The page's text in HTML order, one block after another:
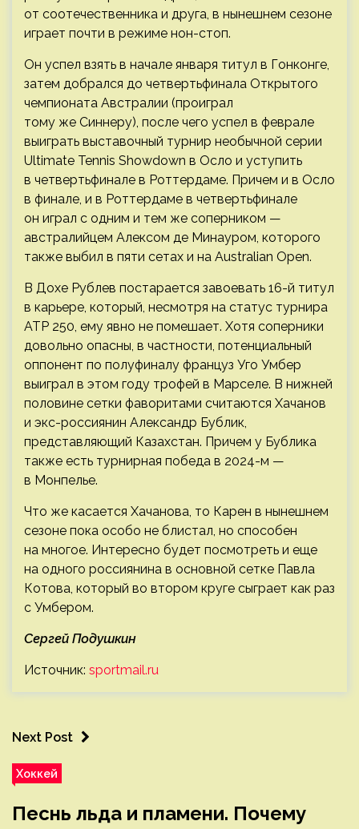
от соотечественника и друга, в нынешнем сезоне
играет почти в режиме нон-стоп.
Он успел взять в начале января титул в Гонконге,
затем добрался до четвертьфинала Открытого
чемпионата Австралии (проиграл
тому же Синнеру), после чего успел в феврале
выиграть выставочный турнир необычной серии
Ultimate Tennis Showdown в Осло и уступить
в четвертьфинале в Роттердаме. Причем и в Осло
в финале, и в Роттердаме в четвертьфинале
он играл с одним и тем же соперником —
австралийцем Алексом де Минауром, которого
также выбил в пяти сетах и на Australian Open.
В Дохе Рублев постарается завоевать 16-й титул
в карьере, который, несмотря на статус турнира
ATP 250, ему явно не помешает. Хотя соперники
довольно опасны, в частности, потенциальный
оппонент по полуфиналу француз Уго Умбер
выиграл в этом году трофей в Марселе. В нижней
половине сетки фаворитами считаются Хачанов
и экс-россиянин Александр Бублик,
представляющий Казахстан. Причем у Бублика
также есть турнирная победа в 2024-м —
в Монпелье.
Что же касается Хачанова, то Карен в нынешнем
сезоне пока особо не блистал, но способен
на многое. Интересно будет посмотреть и еще
на одного россиянина в основной сетке Павла
Котова, который во втором круге сыграет как раз
с Умбером.
Сергей Подушкин
Источник: sportmail.ru
Next Post
Хоккей
Песнь льда и пламени. Почему